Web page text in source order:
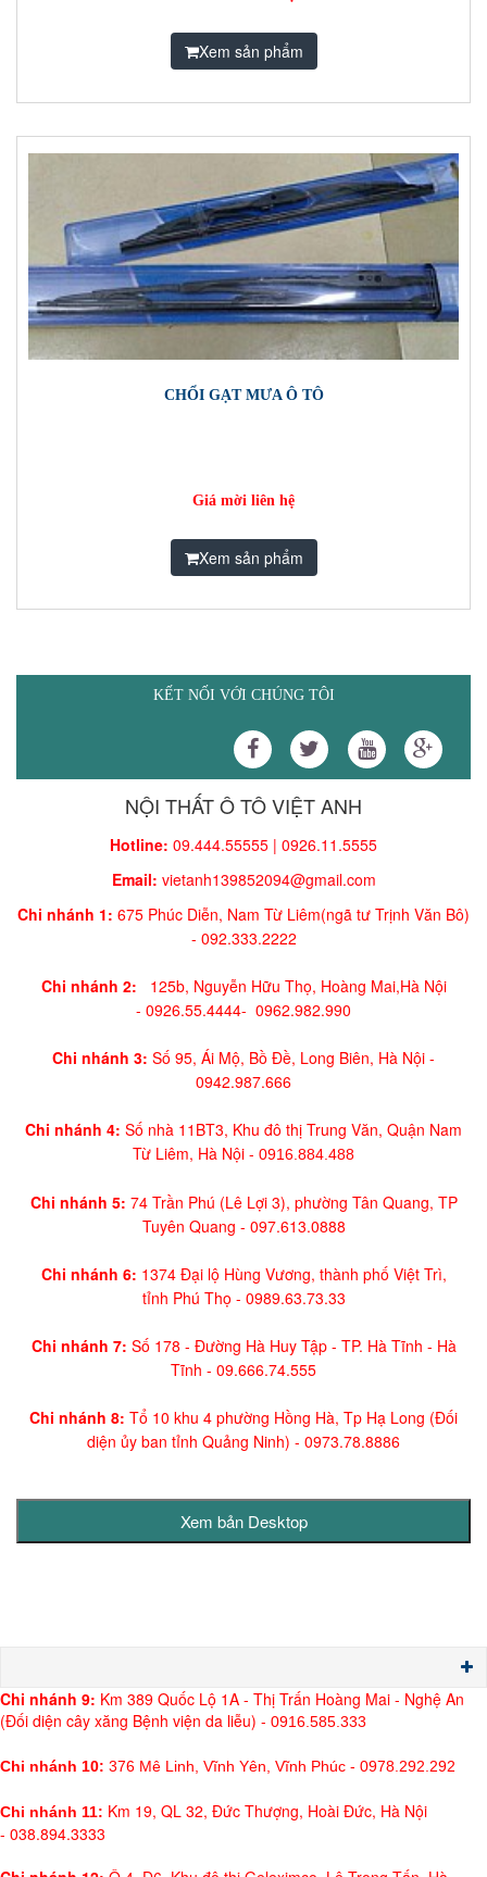
Xem sản phẩm
CHỔI GẠT MƯA Ô TÔ
Giá mời liên hệ
Xem sản phẩm
KẾT NỐI VỚI CHÚNG TÔI
NỘI THẤT Ô TÔ VIỆT ANH
Hotline: 09.444.55555 | 0926.11.5555
Email: vietanh139852094@gmail.com
Chi nhánh 1: 675 Phúc Diễn, Nam Từ Liêm(ngã tư Trịnh Văn Bô)
- 092.333.2222
Chi nhánh 2: 125b, Nguyễn Hữu Thọ, Hoàng Mai,Hà Nội
- 0926.55.4444- 0962.982.990
Chi nhánh 3: Số 95, Ái Mộ, Bồ Đề, Long Biên, Hà Nội -
0942.987.666
Chi nhánh 4: Số nhà 11BT3, Khu đô thị Trung Văn, Quận Nam
Từ Liêm, Hà Nội - 0916.884.488
Chi nhánh 5: 74 Trần Phú (Lê Lợi 3), phường Tân Quang, TP
Tuyên Quang - 097.613.0888
Chi nhánh 6: 1374 Đại lộ Hùng Vương, thành phố Việt Trì,
tỉnh Phú Thọ - 0989.63.73.33
Chi nhánh 7: Số 178 - Đường Hà Huy Tập - TP. Hà Tĩnh - Hà
Tĩnh - 09.666.74.555
Chi nhánh 8: Tổ 10 khu 4 phường Hồng Hà, Tp Hạ Long (Đối
diện ủy ban tỉnh Quảng Ninh) - 0973.78.8886
Chi nhánh 9: Km 389 Quốc Lộ 1A - Thị Trấn Hoàng Mai - Nghệ An
(Đối diện cây xăng Bệnh viện da liễu) - 0916.585.333
Chi nhánh 10: 376 Mê Linh, Vĩnh Yên, Vĩnh Phúc - 0978.292.292
Chi nhánh 11: Km 19, QL 32, Đức Thượng, Hoài Đức, Hà Nội
- 038.894.3333